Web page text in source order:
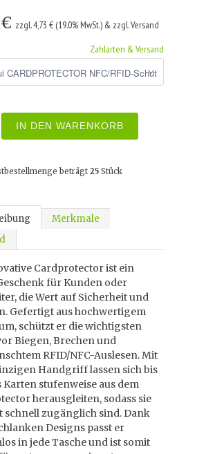
zzgl. 4,73 € (19.0% MwSt.) & zzgl. Versand
Zahlarten & Versand
IN DEN WARENKORB
beträgt 25 Stück
Merkmale
Cardprotector ist ein
für Kunden oder
die Wert auf Sicherheit und
Gefertigt aus hochwertigem
schützt er die wichtigsten
Biegen, Brechen und
RFID/NFC-Auslesen. Mit
Handgriff lassen sich bis
Karten stufenweise aus dem
herausgleiten, sodass sie
schnell zugänglich sind. Dank
Designs passt er
in jede Tasche und ist somit